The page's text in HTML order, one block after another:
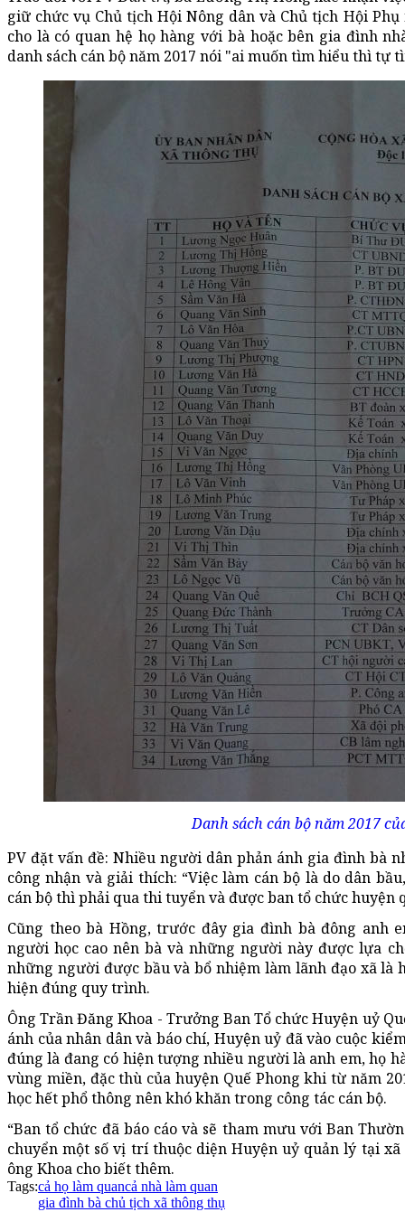
giữ chức vụ Chủ tịch Hội Nông dân và Chủ tịch Hội
cho là có quan hệ họ hàng với bà hoặc bên gia đình
danh sách cán bộ năm 2017 nói "ai muốn tìm hiểu thì tự
Danh sách cán bộ năm 2017
PV đặt vấn đề: Nhiều người dân phản ánh gia đình bà
công nhận và giải thích: “Việc làm cán bộ là do dân
cán bộ thì phải qua thi tuyển và được ban tổ chức huyện
Cũng theo bà Hồng, trước đây gia đình bà đông anh
người học cao nên bà và những người này được lựa
những người được bầu và bổ nhiệm làm lãnh đạo xã là
hiện đúng quy trình.
Ông Trần Đăng Khoa - Trưởng Ban Tổ chức Huyện uỷ
ánh của nhân dân và báo chí, Huyện uỷ đã vào cuộc
đúng là đang có hiện tượng nhiều người là anh em, họ
vùng miền, đặc thù của huyện Quế Phong khi từ năm
học hết phổ thông nên khó khăn trong công tác cán bộ.
“Ban tổ chức đã báo cáo và sẽ tham mưu với Ban
chuyển một số vị trí thuộc diện Huyện uỷ quản lý tại
ông Khoa cho biết thêm.
Tags:cả họ làm quancả nhà làm quan
gia đình bà chủ tịch xã thông thụ